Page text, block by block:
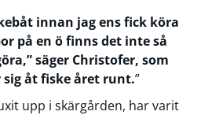
innan jag ens fick köra
på en ö finns det inte så
säger Christofer, som
åt fiske året runt.”
upp i skärgården, har varit